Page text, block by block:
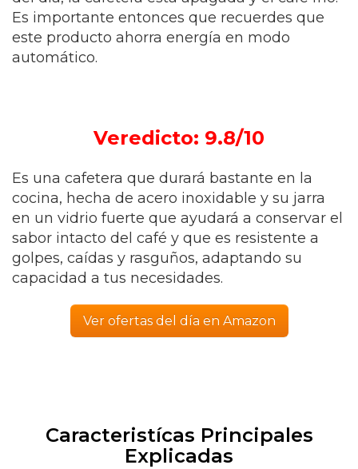
Es importante entonces que recuerdes que
este producto ahorra energía en modo
automático.
Veredicto: 9.8/10
Es una cafetera que durará bastante en la
cocina, hecha de acero inoxidable y su jarra
en un vidrio fuerte que ayudará a conservar el
sabor intacto del café y que es resistente a
golpes, caídas y rasguños, adaptando su
capacidad a tus necesidades.
Ver ofertas del día en Amazon
Caracteristícas Principales
Explicadas